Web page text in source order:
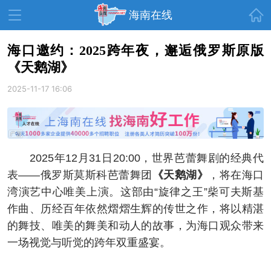
海南在线
资讯中心
教育 健康 房产
演出 活动
展会 走读海南 周末去哪儿
人才在线 天涯企服
海口邀约：2025跨年夜，邂逅俄罗斯原版
《天鹅湖》
2025-11-17 16:06
2025年12月31日20:00，世界芭蕾舞剧的经典代
表——俄罗斯莫斯科芭蕾舞团
《天鹅湖》
，将在海口
湾演艺中心唯美上演。这部由“旋律之王”柴可夫斯基
作曲、历经百年依然熠熠生辉的传世之作，将以精湛
的舞技、唯美的舞美和动人的故事，为海口观众带来
一场视觉与听觉的跨年双重盛宴。